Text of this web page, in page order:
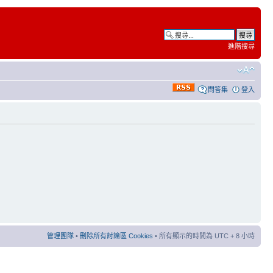
進階搜尋
問答集 登入
管理團隊 • 刪除所有討論區 Cookies • 所有顯示的時間為 UTC + 8 小時